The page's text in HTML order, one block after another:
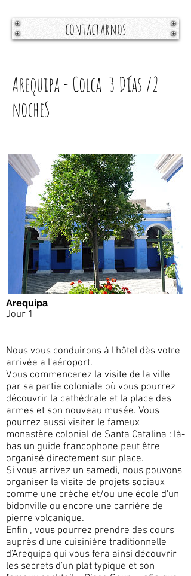
contactarnos
Arequipa - Colca 3 Días /2
nocheS
Arequipa
Jour 1
Nous vous conduirons à l'hôtel dès votre
arrivée a l'aéroport.
Vous commencerez la visite de la ville
par sa partie coloniale où vous pourrez
découvrir la cathédrale et la place des
armes et son nouveau musée. Vous
pourrez aussi visiter le fameux
monastère colonial de Santa Catalina : là-
bas un guide francophone peut être
organisé directement sur place.
Si vous arrivez un samedi, nous pouvons
organiser la visite de projets sociaux
comme une crèche et/ou une école d'un
bidonville ou encore une carrière de
pierre volcanique.
Enfin , vous pourrez prendre des cours
auprès d'une cuisinière traditionnelle
d'Arequipa qui vous fera ainsi découvrir
les secrets d'un plat typique et son